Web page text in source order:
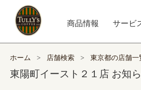
商品情報 サービ
ホーム > 店舗検索 > 東京都の店舗一
東陽町イースト２１店 お知